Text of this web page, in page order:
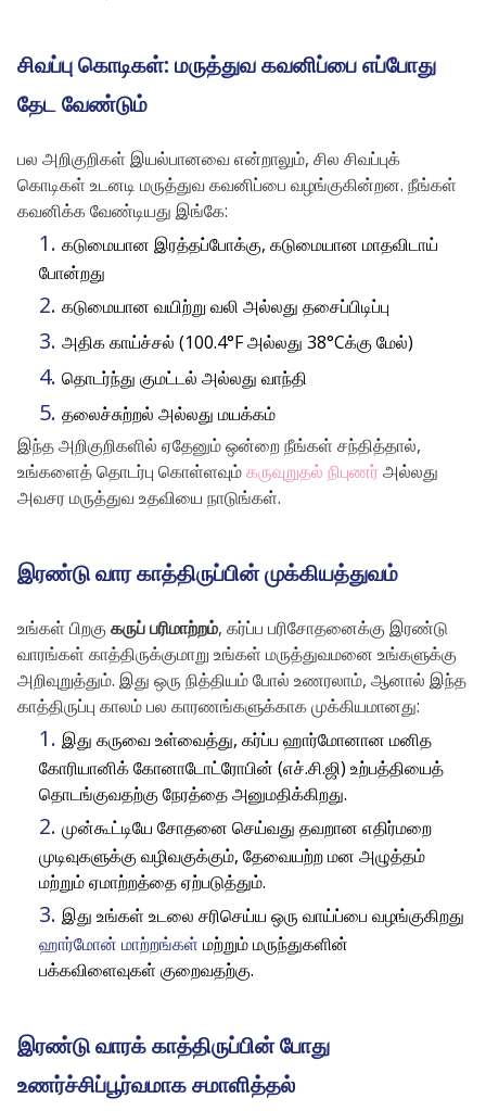
சிவப்பு கொடிகள்: மருத்துவ கவனிப்பை எப்போது
தேட வேண்டும்
பல அறிகுறிகள் இயல்பானவை என்றாலும், சில சிவப்புக்
கொடிகள் உடனடி மருத்துவ கவனிப்பை வழங்குகின்றன. நீங்கள்
கவனிக்க வேண்டியது இங்கே:
கடுமையான இரத்தப்போக்கு, கடுமையான மாதவிடாய்
போன்றது
கடுமையான வயிற்று வலி அல்லது தசைப்பிடிப்பு
அதிக காய்ச்சல் (100.4°F அல்லது 38°Cக்கு மேல்)
தொடர்ந்து குமட்டல் அல்லது வாந்தி
தலைச்சுற்றல் அல்லது மயக்கம்
இந்த அறிகுறிகளில் ஏதேனும் ஒன்றை நீங்கள் சந்தித்தால்,
உங்களைத் தொடர்பு கொள்ளவும்கருவுறுதல் நிபுணர்அல்லது
அவசர மருத்துவ உதவியை நாடுங்கள்.
இரண்டு வார காத்திருப்பின் முக்கியத்துவம்
உங்கள் பிறகு கருப் பரிமாற்றம், கர்ப்ப பரிசோதனைக்கு இரண்டு
வாரங்கள் காத்திருக்குமாறு உங்கள் மருத்துவமனை உங்களுக்கு
அறிவுறுத்தும். இது ஒரு நித்தியம் போல் உணரலாம், ஆனால் இந்த
காத்திருப்பு காலம் பல காரணங்களுக்காக முக்கியமானது:
இது கருவை உள்வைத்து, கர்ப்ப ஹார்மோனான மனித
கோரியானிக் கோனாடோட்ரோபின் (எச்.சி.ஜி) உற்பத்தியைத்
தொடங்குவதற்கு நேரத்தை அனுமதிக்கிறது.
முன்கூட்டியே சோதனை செய்வது தவறான எதிர்மறை
முடிவுகளுக்கு வழிவகுக்கும், தேவையற்ற மன அழுத்தம்
மற்றும் ஏமாற்றத்தை ஏற்படுத்தும்.
இது உங்கள் உடலை சரிசெய்ய ஒரு வாய்ப்பை வழங்குகிறது
ஹார்மோன் மாற்றங்கள் மற்றும் மருந்துகளின்
பக்கவிளைவுகள் குறைவதற்கு.
இரண்டு வாரக் காத்திருப்பின் போது
உணர்ச்சிப்பூர்வமாக சமாளித்தல்